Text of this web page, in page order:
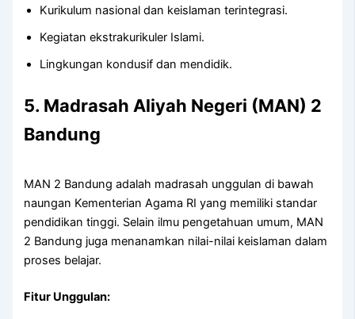
Kurikulum nasional dan keislaman terintegrasi.
Kegiatan ekstrakurikuler Islami.
Lingkungan kondusif dan mendidik.
5. Madrasah Aliyah Negeri (MAN) 2
Bandung
MAN 2 Bandung adalah madrasah unggulan di bawah
naungan Kementerian Agama RI yang memiliki standar
pendidikan tinggi. Selain ilmu pengetahuan umum, MAN
2 Bandung juga menanamkan nilai-nilai keislaman dalam
proses belajar.
Fitur Unggulan: